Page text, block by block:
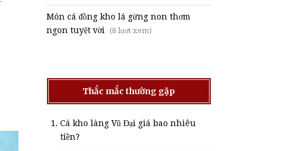
Món cá đồng kho lá gừng non thơm
ngon tuyệt vời (8 lượt xem)
Thắc mắc thường gặp
Cá kho làng Vũ Đại giá bao nhiêu
tiền?